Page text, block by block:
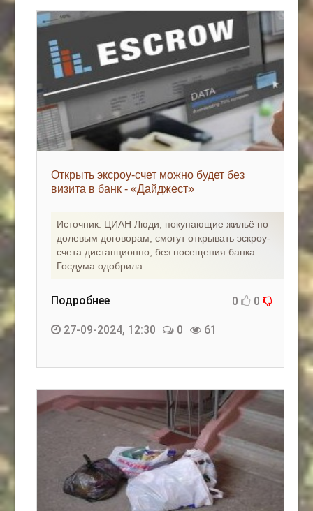
Открыть эксроу-счет можно будет без
визита в банк - «Дайджест»
Источник: ЦИАН Люди, покупающие жильё по
долевым договорам, смогут открывать эскроу-
счета дистанционно, без посещения банка.
Госдума одобрила
Подробнее 0 0
27-09-2024, 12:30 0 61